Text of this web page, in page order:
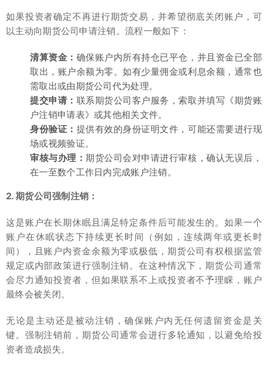
如果投资者确定不再进行期货交易，并希望彻底关闭账户，可
以主动向期货公司申请注销。流程一般如下：
清算资金： 确保账户内所有持仓已平仓，并且资金已全部
取出，账户余额为零。如有少量佣金或利息余额，通常也
需取出或由期货公司代为处理。
提交申请： 联系期货公司客户服务，索取并填写《期货账
户注销申请表》或其他相关文件。
身份验证： 提供有效的身份证明文件，可能还需要进行现
场或视频验证。
审核与办理：期货公司会对申请进行审核，确认无误后，
在一至数个工作日内完成账户注销。
2. 期货公司强制注销：
这是账户在长期休眠且满足特定条件后可能发生的。如果一个
账户在休眠状态下持续更长时间（例如，连续两年或更长时
间），且账户内资金余额为零或极低，期货公司有权根据监管
规定或内部政策进行强制注销。在这种情况下，期货公司通常
会尽力通知投资者，但如果联系不上或投资者不予理睬，账户
最终会被关闭。
无论是主动还是被动注销，确保账户内无任何遗留资金是关
键。强制注销前，期货公司通常会进行多轮通知，以避免给投
资者造成损失。